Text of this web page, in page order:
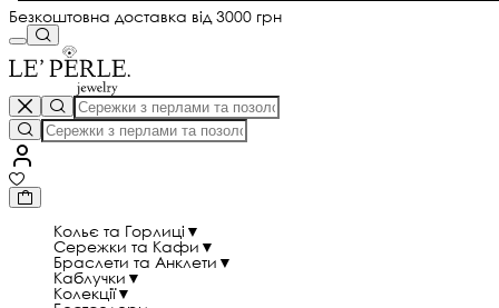
Безкоштовна доставка від 3000 грн
Кольє та Горлиці ▼
Сережки та Кафи ▼
Браслети та Анклети ▼
Каблучки ▼
Колекції▼